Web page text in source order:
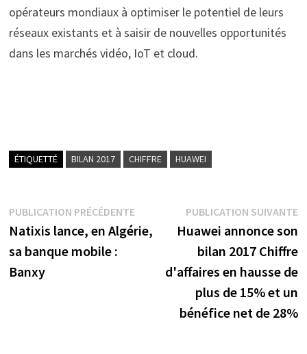
opérateurs mondiaux à optimiser le potentiel de leurs
réseaux existants et à saisir de nouvelles opportunités
dans les marchés vidéo, IoT et cloud.
ÉTIQUETTÉ BILAN 2017 CHIFFRE HUAWEI
Navigation
de
l’article
PUBLICATION PRÉCÉDENTEPublication
précédente :
Natixis lance, en Algérie,
sa banque mobile :
Banxy
PUBLICATION SUIVANTE
Huawei annonce son
bilan 2017 Chiffre
d'affaires en hausse de
plus de 15% et un
bénéfice net de 28%